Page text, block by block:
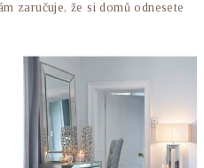
zaručuje, že si domů odnesete